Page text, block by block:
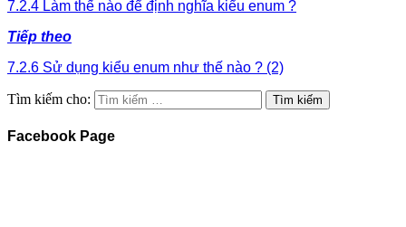
7.2.4 Làm thế nào để định nghĩa kiểu enum ?
Tiếp theo
7.2.6 Sử dụng kiểu enum như thế nào ? (2)
Tìm kiếm cho:
Facebook Page